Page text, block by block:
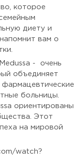
которое
диету и
вам о
- очень
объединяет
больницы.
ориентированы
Этот
на мировой
watch?